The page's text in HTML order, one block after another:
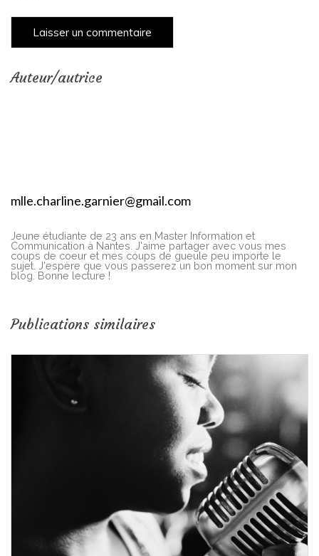
Auteur/autrice
mlle.charline.garnier@gmail.com
Jeune étudiante de 23 ans en Master Information et
Communication à Nantes. J'aime partager avec vous mes
coups de coeur et mes coups de gueule peu importe le
sujet. J'espère que vous passerez un bon moment sur mon
blog. Bonne lecture !
Publications similaires